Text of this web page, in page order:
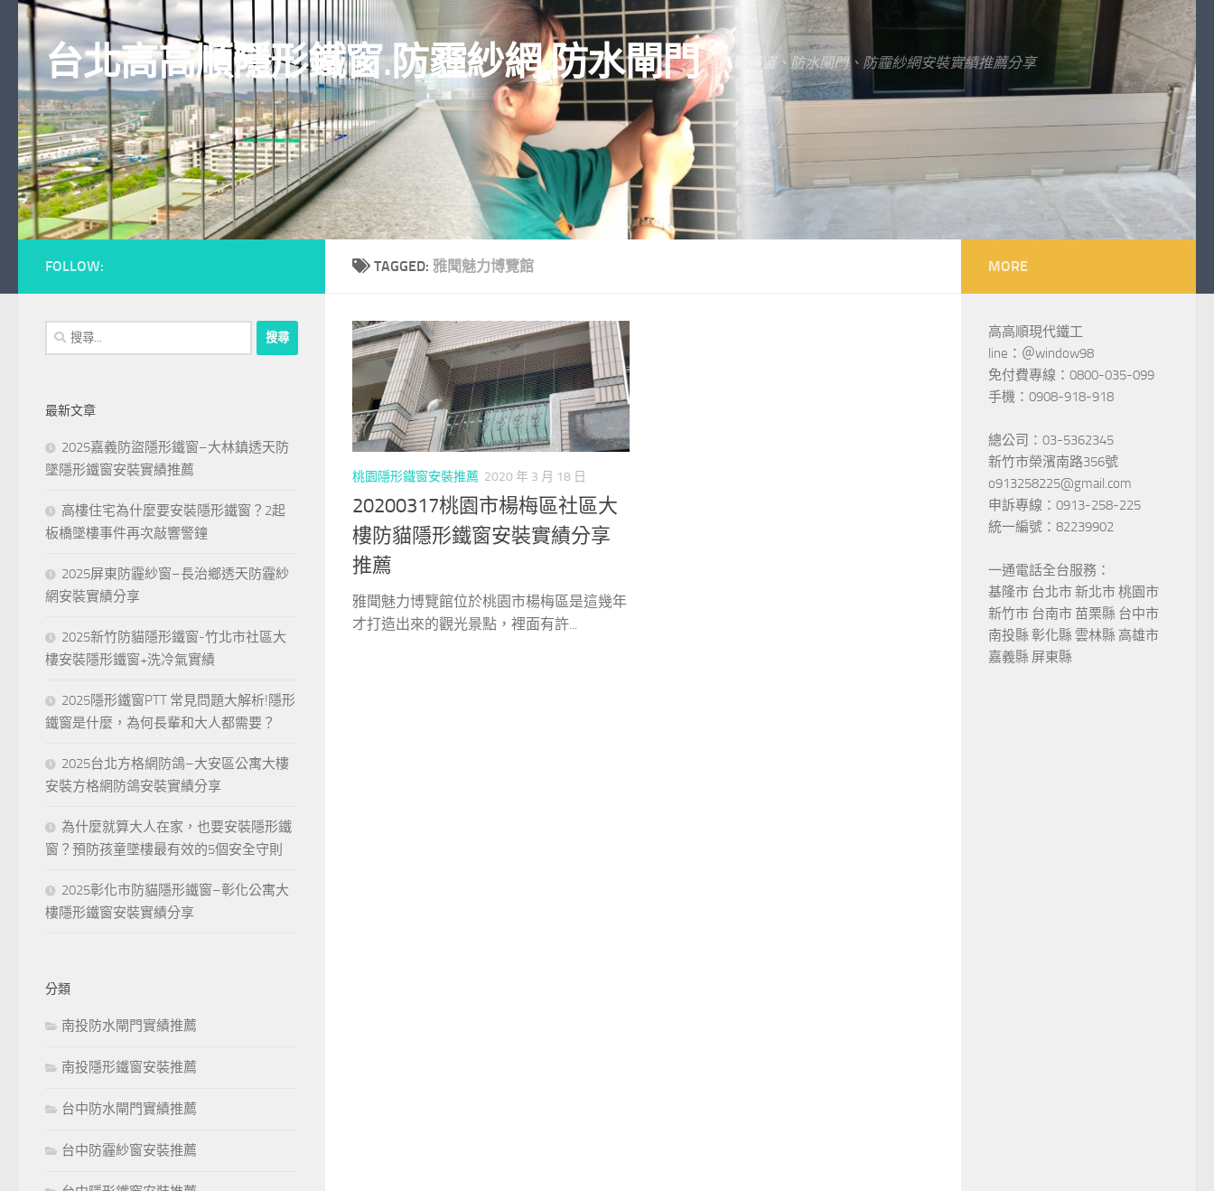
Skip to content
台北高高順隱形鐵窗.防霾紗網.防水閘門 隱形鐵窗、防水閘門、防霾紗網安裝實績推薦分享
TAGGED: 雅聞魅力博覽館
桃園隱形鐵窗安裝推薦 2020 年 3 月 18 日
20200317桃園市楊梅區社區大
樓防貓隱形鐵窗安裝實績分享
推薦
雅聞魅力博覽館位於桃園市楊梅區是這幾年
才打造出來的觀光景點，裡面有許...
FOLLOW:
搜
尋
字:
最新文章
2025嘉義防盜隱形鐵窗–大林鎮透天防
墜隱形鐵窗安裝實績推薦
高樓住宅為什麼要安裝隱形鐵窗？2起
板橋墜樓事件再次敲響警鐘
2025屏東防霾紗窗–長治鄉透天防霾紗
網安裝實績分享
2025新竹防貓隱形鐵窗-竹北市社區大
樓安裝隱形鐵窗+洗冷氣實績
2025隱形鐵窗PTT 常見問題大解析!隱形
鐵窗是什麼，為何長輩和大人都需要？
2025台北方格網防鴿–大安區公寓大樓
安裝方格網防鴿安裝實績分享
為什麼就算大人在家，也要安裝隱形鐵
窗？預防孩童墜樓最有效的5個安全守則
2025彰化市防貓隱形鐵窗–彰化公寓大
樓隱形鐵窗安裝實績分享
分類
南投防水閘門實績推薦
南投隱形鐵窗安裝推薦
台中防水閘門實績推薦
台中防霾紗窗安裝推薦
MORE
高高順現代鐵工
line：＠window98
免付費專線：0800-035-099
手機：0908-918-918
總公司：03-5362345
新竹市榮濱南路356號
o913258225@gmail.com
申訴專線：0913-258-225
統一編號：82239902
一通電話全台服務：
基隆市 台北市 新北市 桃園市
新竹市 台南市 苗栗縣 台中市
南投縣 彰化縣 雲林縣 高雄市
嘉義縣 屏東縣